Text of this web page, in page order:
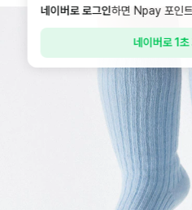
네이버로 로그인하면 Npay 포인
네이버로 1초